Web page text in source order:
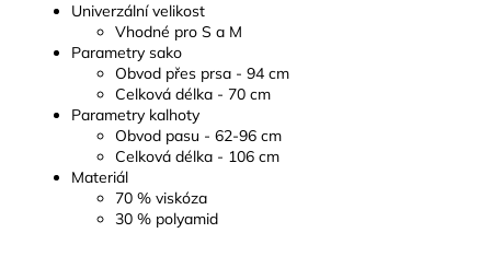
Univerzální velikost
Vhodné pro S a M
Parametry sako
Obvod přes prsa - 94 cm
Celková délka - 70 cm
Parametry kalhoty
Obvod pasu - 62-96 cm
Celková délka - 106 cm
Materiál
70 % viskóza
30 % polyamid